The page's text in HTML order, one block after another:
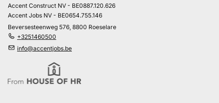
Accent Construct NV - BE0887.120.626
Accent Jobs NV - BE0654.755.146
Beversesteenweg 576, 8800 Roeselare
+3251460500
info@accentjobs.be